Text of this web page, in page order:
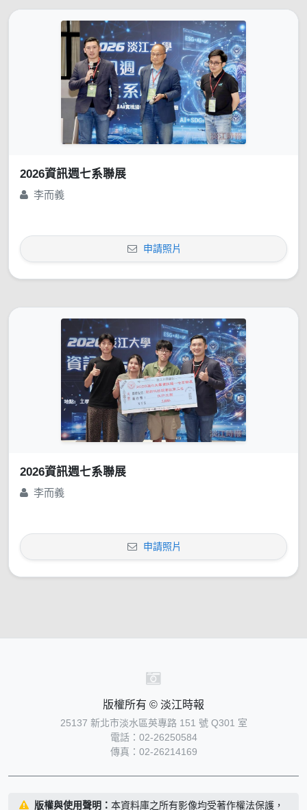
2026資訊週七系聯展
李而義
申請照片
2026資訊週七系聯展
李而義
申請照片
版權所有 © 淡江時報
25137 新北市淡水區英專路 151 號 Q301 室
電話：02-26250584
傳真：02-26214169
版權與使用聲明： 本資料庫之所有影像均受著作權法保護，